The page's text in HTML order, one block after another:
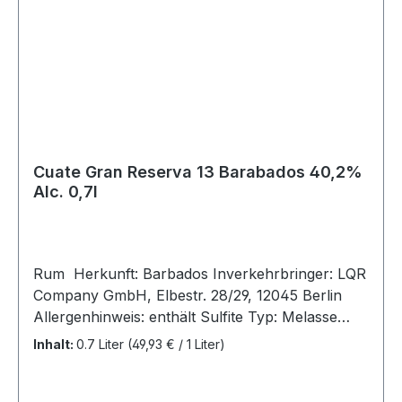
Cuate Gran Reserva 13 Barabados 40,2%
Alc. 0,7l
Rum Herkunft: Barbados Inverkehrbringer: LQR
Company GmbH, Elbestr. 28/29, 12045 Berlin
Allergenhinweis: enthält Sulfite Typ: Melasse
Rum Farbe: goldbraun Flascheninhalt: 0,7 Liter
Inhalt: 0.7 Liter (49,93 € / 1 Liter)